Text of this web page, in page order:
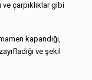
çarpıklıklar gibi
kapan­dığı,
ve şekil